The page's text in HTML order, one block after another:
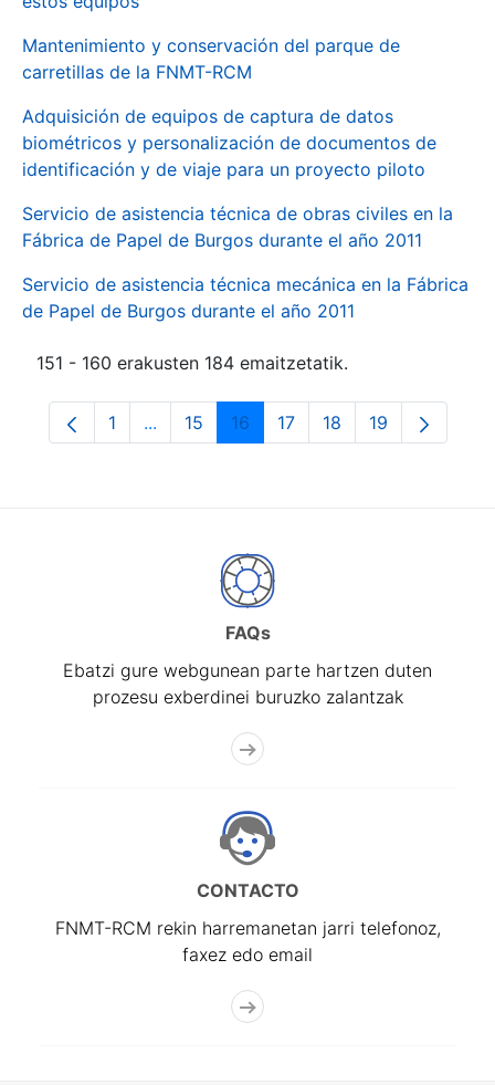
Mantenimiento y conservación del parque de
carretillas de la FNMT-RCM
Adquisición de equipos de captura de datos
biométricos y personalización de documentos de
identificación y de viaje para un proyecto piloto
Servicio de asistencia técnica de obras civiles en la
Fábrica de Papel de Burgos durante el año 2011
Servicio de asistencia técnica mecánica en la Fábrica
de Papel de Burgos durante el año 2011
151 - 160 erakusten 184 emaitzetatik.
Orrialdea
1 ...Intermediate Pages Use TAB to navigate.
Orrialdea
15 Orrialdea
16 Orrialdea
17 Orrialdea
18 Orrialdea
19
FAQs
Ebatzi gure webgunean parte hartzen duten
prozesu exberdinei buruzko zalantzak
CONTACTO
FNMT-RCM rekin harremanetan jarri telefonoz,
faxez edo email